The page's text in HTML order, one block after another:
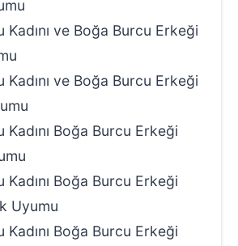
Kadını ve Boğa Burcu Erkeği
Kadını ve Boğa Burcu Erkeği
Kadını Boğa Burcu Erkeği
Kadını Boğa Burcu Erkeği
Uyumu
Kadını Boğa Burcu Erkeği